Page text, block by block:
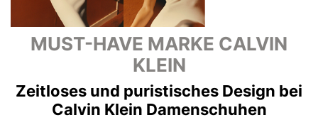
MUST-HAVE MARKE CALVIN
KLEIN
Zeitloses und puristisches Design bei
Calvin Klein Damenschuhen